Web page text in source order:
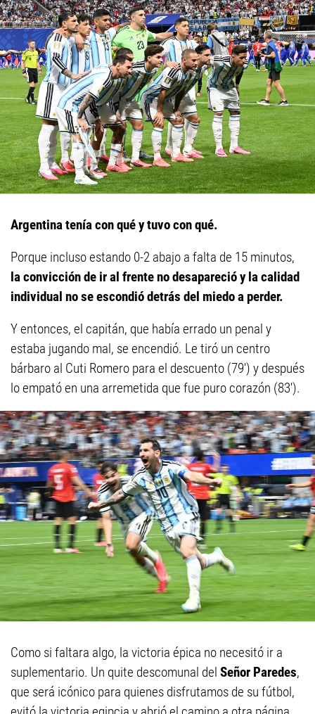
Argentina tenía con qué y tuvo con qué.
Porque incluso estando 0-2 abajo a falta de 15 minutos,
la convicción de ir al frente no desapareció y la calidad
individual no se escondió detrás del miedo a perder.
Y entonces, el capitán, que había errado un penal y
estaba jugando mal, se encendió. Le tiró un centro
bárbaro al Cuti Romero para el descuento (79') y después
lo empató en una arremetida que fue puro corazón (83').
Como si faltara algo, la victoria épica no necesitó ir a
suplementario. Un quite descomunal del Señor Paredes,
que será icónico para quienes disfrutamos de su fútbol,